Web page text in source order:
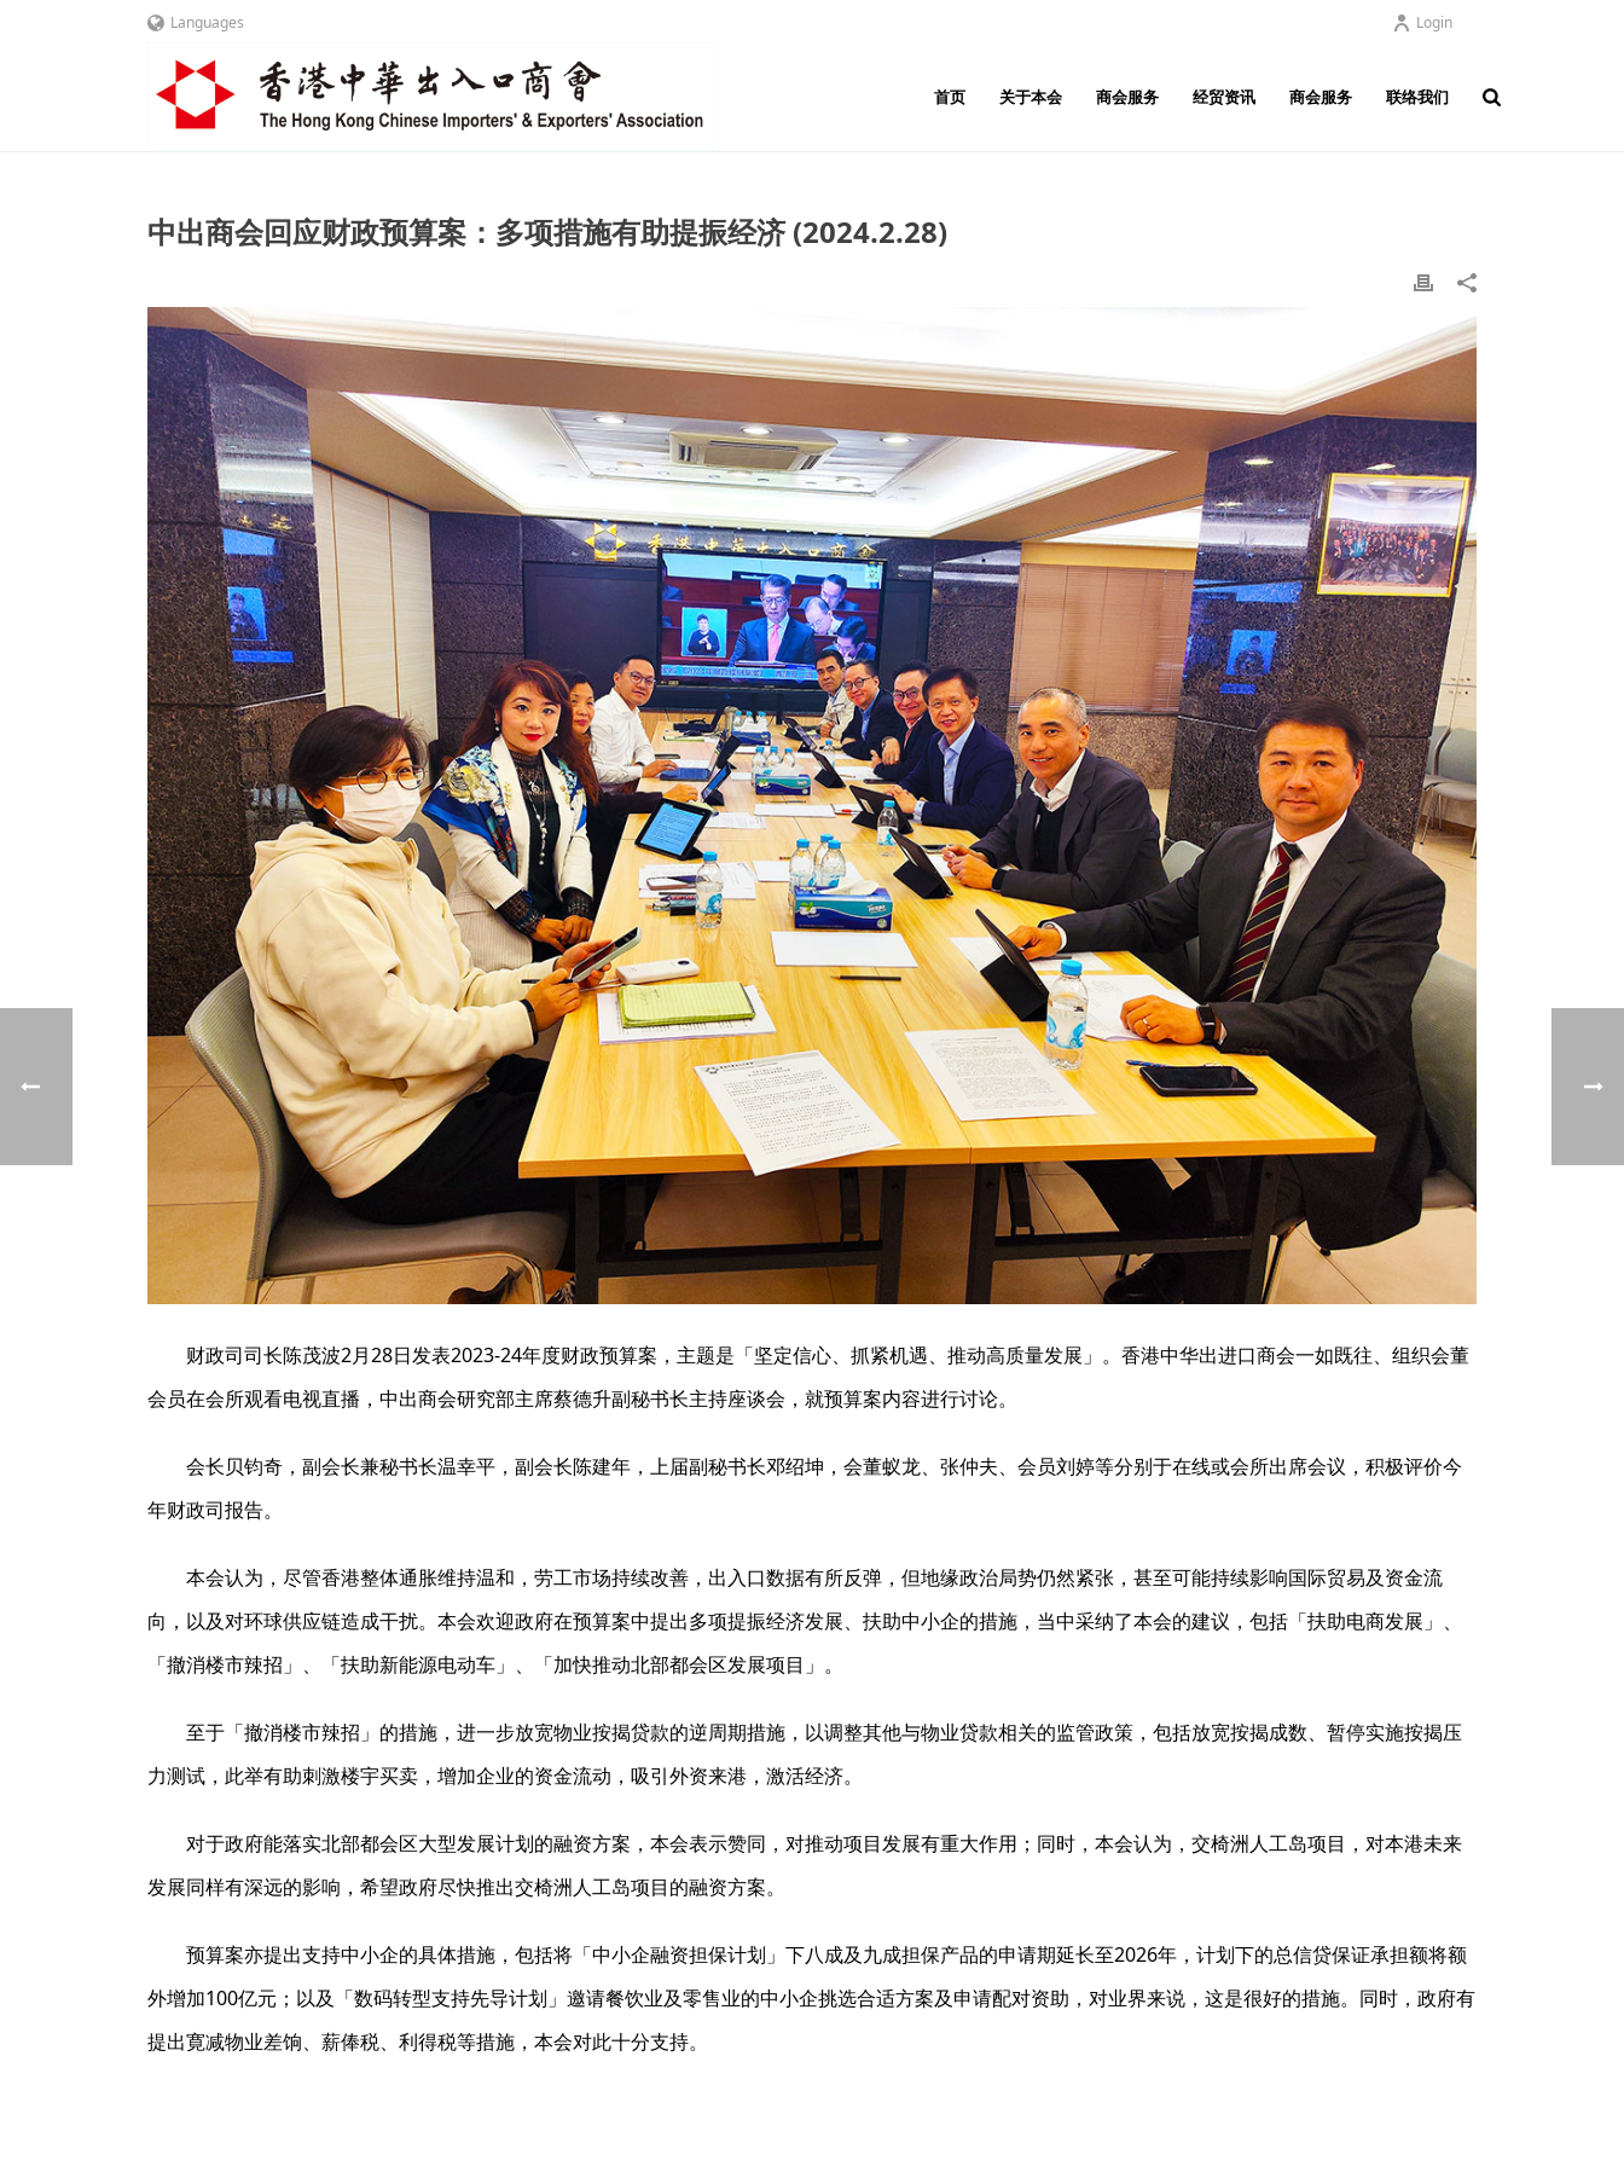
Languages Login
首页 关于本会 商会服务 经贸资讯 商会服务 联络我们
中出商会回应财政预算案：多项措施有助提振经济 (2024.2.28)
财政司司长陈茂波2月28日发表2023-24年度财政预算案，主题是「坚定信心、抓紧机遇、推动高质量发展」。香港中华出进口商会一如既往、组织会董
会员在会所观看电视直播，中出商会研究部主席蔡德升副秘书长主持座谈会，就预算案内容进行讨论。
会长贝钧奇，副会长兼秘书长温幸平，副会长陈建年，上届副秘书长邓绍坤，会董蚁龙、张仲夫、会员刘婷等分别于在线或会所出席会议，积极评价今
年财政司报告。
本会认为，尽管香港整体通胀维持温和，劳工市场持续改善，出入口数据有所反弹，但地缘政治局势仍然紧张，甚至可能持续影响国际贸易及资金流
向，以及对环球供应链造成干扰。本会欢迎政府在预算案中提出多项提振经济发展、扶助中小企的措施，当中采纳了本会的建议，包括「扶助电商发展」、
「撤消楼市辣招」、「扶助新能源电动车」、「加快推动北部都会区发展项目」。
至于「撤消楼市辣招」的措施，进一步放宽物业按揭贷款的逆周期措施，以调整其他与物业贷款相关的监管政策，包括放宽按揭成数、暂停实施按揭压
力测试，此举有助刺激楼宇买卖，增加企业的资金流动，吸引外资来港，激活经济。
对于政府能落实北部都会区大型发展计划的融资方案，本会表示赞同，对推动项目发展有重大作用；同时，本会认为，交椅洲人工岛项目，对本港未来
发展同样有深远的影响，希望政府尽快推出交椅洲人工岛项目的融资方案。
预算案亦提出支持中小企的具体措施，包括将「中小企融资担保计划」下八成及九成担保产品的申请期延长至2026年，计划下的总信贷保证承担额将额
外增加100亿元；以及「数码转型支持先导计划」邀请餐饮业及零售业的中小企挑选合适方案及申请配对资助，对业界来说，这是很好的措施。同时，政府有
提出寛减物业差饷、薪俸税、利得税等措施，本会对此十分支持。